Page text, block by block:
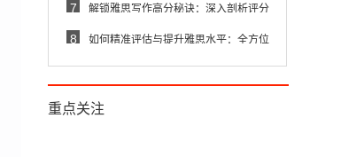
7
解锁雅思写作高分秘诀：深入剖析评分
8
如何精准评估与提升雅思水平：全方位
重点关注